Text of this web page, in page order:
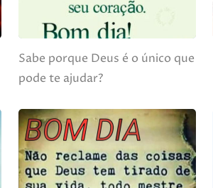
Sabe porque Deus é o único que
pode te ajudar?